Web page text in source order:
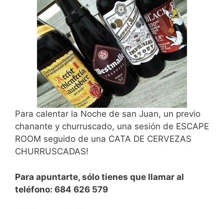
Para calentar la Noche de san Juan, un previo
chanante y churruscado, una sesión de ESCAPE
ROOM seguido de una CATA DE CERVEZAS
CHURRUSCADAS!
Para apuntarte, sólo tienes que llamar al
teléfono: 684 626 579